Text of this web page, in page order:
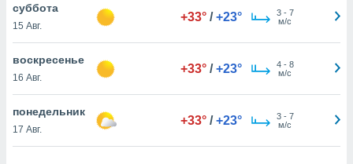
равно
нашим
суббота
15 Авг.
+33° / +23° 3- 7
м/с
воскресенье
16 Авг.
+33° / +23° 4- 8
м/с
понедельник
17 Авг.
+33° / +23° 3- 7
м/с